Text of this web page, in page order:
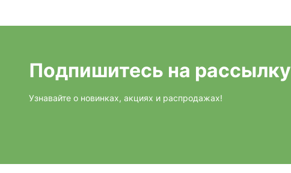
Подпишитесь на рассылку
Узнавайте о новинках, акциях и распродажах!